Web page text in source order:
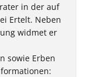
in der auf
Ertelt. Neben
widmet er
sowie Erben